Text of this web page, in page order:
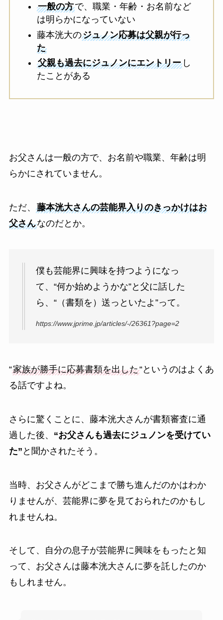
一般の方で、職業・年齢・お名前など
は明らかになっていない
藤本洸大のジュノン応募は父親が行っ
た
父親も過去にジュノンにエントリーし
たことがある
お父さんは一般の方で、お名前や職業、年齢は明
らかにされていません。
ただ、 藤本洸大さんの芸能界入りのきっかけはお
父さんなのだとか。
僕も芸能界に興味を持つようになっ
て、“何か始めようかな”と父に話した
ら、“（書類を）送っといたよ”って。
https://www.jprime.jp/articles/-/26361?page=2
“家族が勝手に応募書類を出した“というのはよくあ
る話ですよね。
さらに驚くことに、藤本洸大さんが書類審査に通
過した後、 “お父さんも過去にジュノンを受けてい
た” と聞かされたそう。
当時、お父さんがどこまで勝ち進んだのかはわか
りませんが、芸能界に夢を見ておられたのかもし
れませんね。
そして、自分の息子が芸能界に興味をもったと知
って、お父さんは藤本洸大さんに夢を託したのか
もしれません。